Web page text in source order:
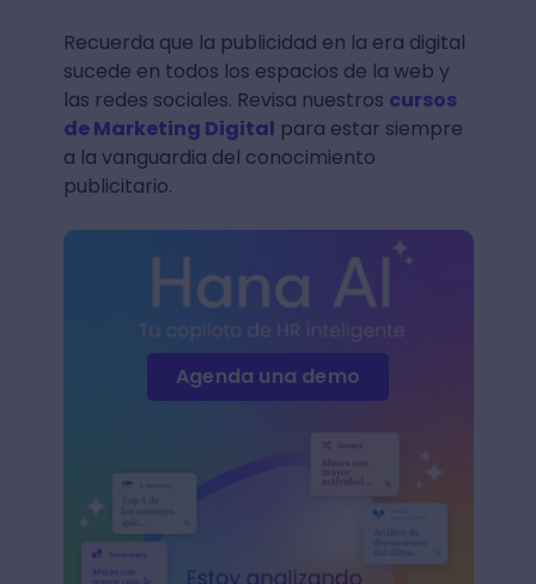
Recuerda que la publicidad en la era digital
sucede en todos los espacios de la web y
las redes sociales. Revisa nuestros cursos
de Marketing Digital para estar siempre
a la vanguardia del conocimiento
publicitario.
Agenda una demo